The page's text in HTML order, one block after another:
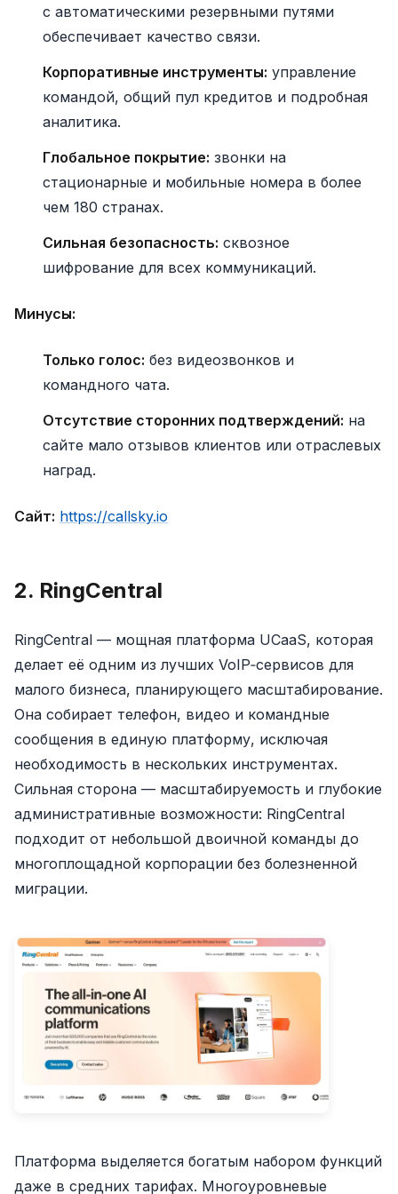
с автоматическими резервными путями
обеспечивает качество связи.
Корпоративные инструменты: управление
командой, общий пул кредитов и подробная
аналитика.
Глобальное покрытие: звонки на
стационарные и мобильные номера в более
чем 180 странах.
Сильная безопасность: сквозное
шифрование для всех коммуникаций.
Минусы:
Только голос: без видеозвонков и
командного чата.
Отсутствие сторонних подтверждений: на
сайте мало отзывов клиентов или отраслевых
наград.
Сайт: https://callsky.io
2. RingCentral
RingCentral — мощная платформа UCaaS, которая
делает её одним из лучших VoIP‑сервисов для
малого бизнеса, планирующего масштабирование.
Она собирает телефон, видео и командные
сообщения в единую платформу, исключая
необходимость в нескольких инструментах.
Сильная сторона — масштабируемость и глубокие
административные возможности: RingCentral
подходит от небольшой двоичной команды до
многоплощадной корпорации без болезненной
миграции.
Платформа выделяется богатым набором функций
даже в средних тарифах. Многоуровневые